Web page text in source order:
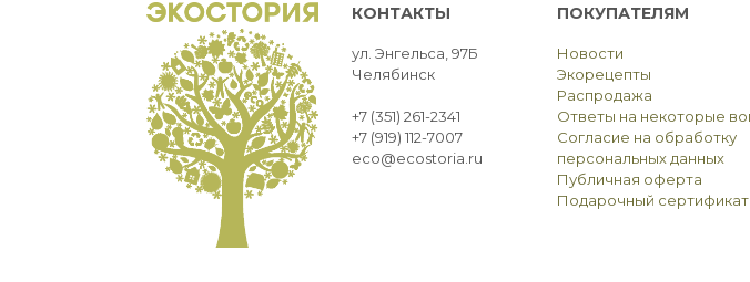
КОНТАКТЫ
ул. Энгельса, 97Б
Челябинск
+7 (351) 261-2341
+7 (919) 112-7007
eco@ecostoria.ru
ПОКУПАТЕЛЯМ
Новости
Экорецепты
Распродажа
Ответы на некоторые
Согласие на обработку
персональных данных
Публичная оферта
Подарочный сертификат